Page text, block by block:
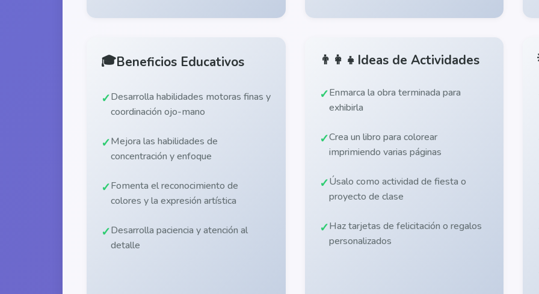
🎓Beneficios Educativos
Desarrolla habilidades motoras finas y
coordinación ojo-mano
Mejora las habilidades de
concentración y enfoque
Fomenta el reconocimiento de
colores y la expresión artística
Desarrolla paciencia y atención al
detalle
👨‍👩‍👧 Ideas de Actividades
Enmarca la obra terminada para
exhibirla
Crea un libro para colorear
imprimiendo varias páginas
Úsalo como actividad de fiesta o
proyecto de clase
Haz tarjetas de felicitación o regalos
personalizados